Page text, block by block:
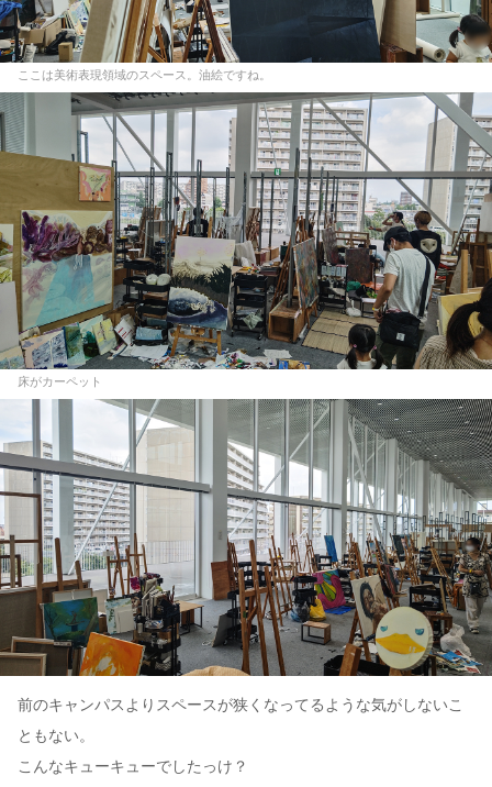
ここは美術表現領域のスペース。油絵ですね。
床がカーペット
前のキャンパスよりスペースが狭くなってるような気がしないこ
ともない。
こんなキューキューでしたっけ？